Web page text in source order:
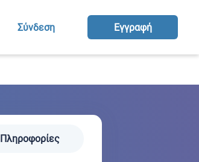
Σύνδεση Eγγραφή
Πληροφορίες